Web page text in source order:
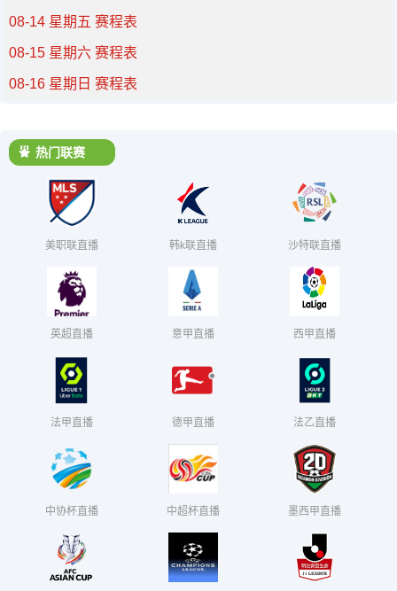
08-14 星期五 赛程表
08-15 星期六 赛程表
08-16 星期日 赛程表
热门联赛
美职联直播 韩k联直播 沙特联直播
英超直播 意甲直播 西甲直播
法甲直播 德甲直播 法乙直播
中协杯直播 中超杯直播 墨西甲直播